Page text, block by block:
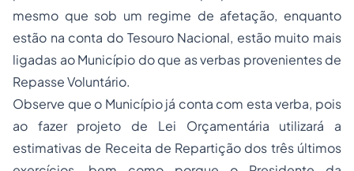
mesmo que sob um regime de afetação, enquanto
estão na conta do Tesouro Nacional, estão muito mais
ligadas ao Município do que as verbas provenientes de
Repasse Voluntário.
Observe que o Município já conta com esta verba, pois
ao fazer projeto de Lei Orçamentária utilizará a
estimativas de Receita de Repartição dos três últimos